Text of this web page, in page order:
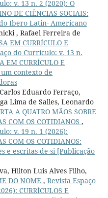
v. 13 n. 2 (2020): O
DE CIÊNCIAS SOCIAIS:
Ibero Latin- Americano
, Rafael Ferreira de
EM CURRÍCULO E
do Currículo: v. 13 n.
EM CURRÍCULO E
um contexto de
Eduardo Ferraço,
Lima de Salles, Leonardo
A QUATRO MÃOS SOBRE
COM OS COTIDIANOS ,
v. 19 n. 1 (2026):
COM OS COTIDIANOS:
e escritas-de-si [Publicação
Hilton Luis Alves Filho,
DO NOME , Revista Espaço
CURRÍCULOS E